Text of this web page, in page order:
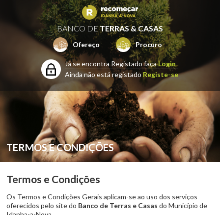
BANCO DETERRAS & CASAS
Ofereço Procuro
Já se encontra Registado façaLogin
Ainda não está registado Registe-se
TERMOS E CONDIÇÕES
Termos e Condições
Os Termos e Condições Gerais aplicam-se ao uso dos serviços
oferecidos pelo site do Banco de Terras e Casas do Município de